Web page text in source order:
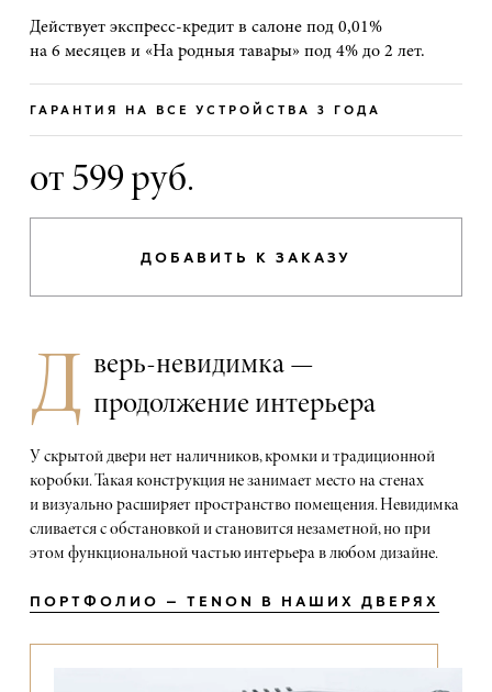
Действует экспресс-кредит в салоне под 0,01%
на 6 месяцев и «На родныя тавары» под 4% до 2 лет.
от 599 руб.
ГАРАНТИЯ НА ВСЕ УСТРОЙСТВА 3 ГОДА
ДОБАВИТЬ К ЗАКАЗУ
Д верь-невидимка —
продолжение интерьера
У скрытой двери нет наличников, кромки и традиционной
коробки. Такая конструкция не занимает место на стенах
и визуально расширяет пространство помещения. Невидимка
сливается с обстановкой и становится незаметной, но при
этом функциональной частью интерьера в любом дизайне.
ПОРТФОЛИО — TENON В НАШИХ ДВЕРЯХ